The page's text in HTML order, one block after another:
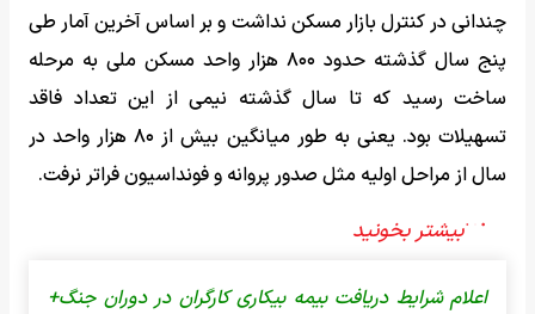
چندانی در کنترل بازار مسکن نداشت و بر اساس آخرین آمار طی
پنج سال گذشته حدود ۸۰۰ هزار واحد مسکن ملی به مرحله
ساخت رسید که تا سال گذشته نیمی از این تعداد فاقد
تسهیلات بود. یعنی به طور میانگین بیش از ۸۰ هزار واحد در
سال از مراحل اولیه مثل صدور پروانه و فونداسیون فراتر نرفت.
اعلام شرایط دریافت بیمه‌ بیکاری کارگران در دوران جنگ+